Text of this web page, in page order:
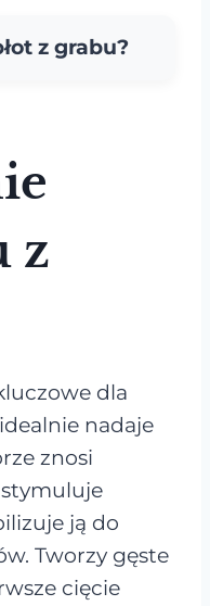
z grabu?
z
dla
nadaje
znosi
ją do
Tworzy gęste
cięcie